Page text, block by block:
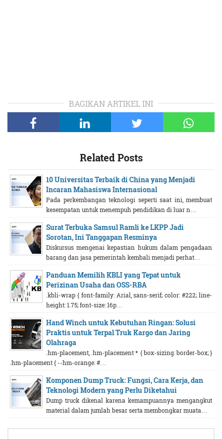
BAGIKAN ARTIKEL INI
Related Posts
10 Universitas Terbaik di China yang Menjadi
Incaran Mahasiswa Internasional
Pada perkembangan teknologi seperti saat ini, membuat
kesempatan untuk menempuh pendidikan di luar n…
Surat Terbuka Samsul Ramli ke LKPP Jadi
Sorotan, Ini Tanggapan Resminya
Diskursus mengenai kepastian hukum dalam pengadaan
barang dan jasa pemerintah kembali menjadi perhat…
Panduan Memilih KBLI yang Tepat untuk
Perizinan Usaha dan OSS-RBA
.kbli-wrap { font-family: Arial, sans-serif; color: #222; line-
height: 1.75; font-size: 16p…
Hand Winch untuk Kebutuhan Ringan: Solusi
Praktis untuk Terpal Truk Kargo dan Jaring
Olahraga
.hm-placement, .hm-placement * { box-sizing: border-box; }
.hm-placement { --hm-orange: #…
Komponen Dump Truck: Fungsi, Cara Kerja, dan
Teknologi Modern yang Perlu Diketahui
Dump truck dikenal karena kemampuannya mengangkut
material dalam jumlah besar serta membongkar muata…